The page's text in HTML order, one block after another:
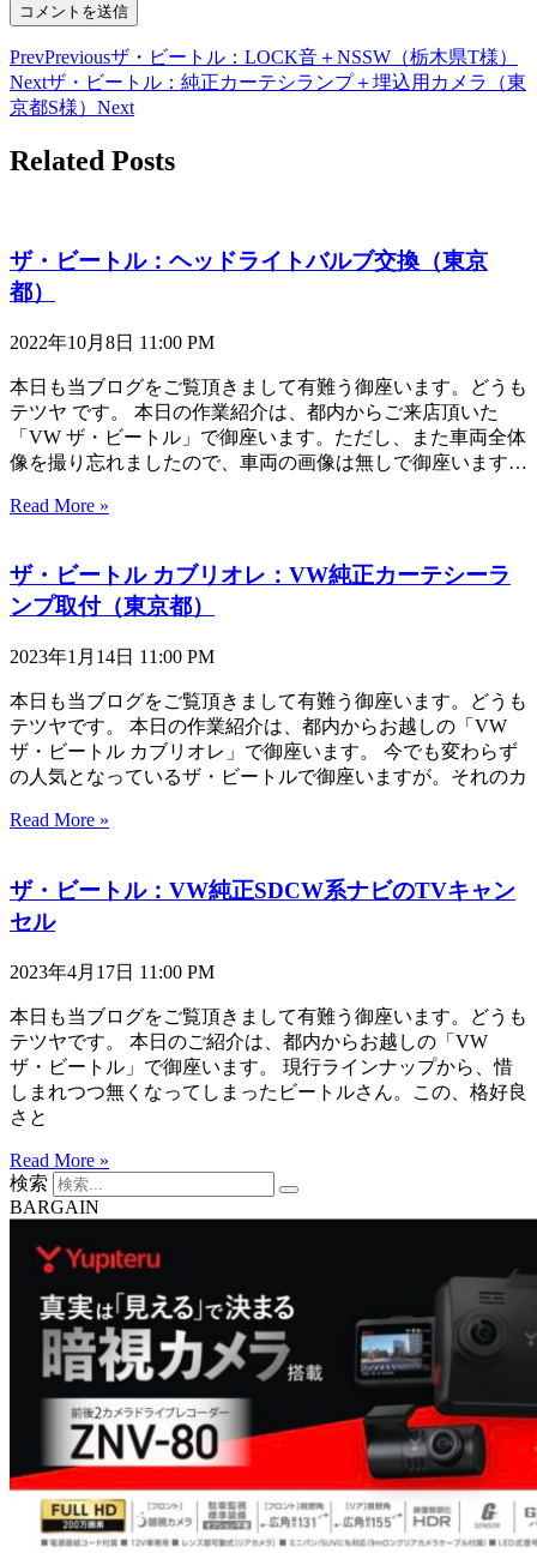
PrevPreviousザ・ビートル：LOCK音＋NSSW（栃木県T様）
Nextザ・ビートル：純正カーテシランプ＋埋込用カメラ（東
京都S様） Next
Related Posts
ザ・ビートル：ヘッドライトバルブ交換（東京
都）
2022年10月8日 11:00 PM
本日も当ブログをご覧頂きまして有難う御座います。どうも
テツヤ です。 本日の作業紹介は、都内からご来店頂いた
「VW ザ・ビートル」で御座います。ただし、また車両全体
像を撮り忘れましたので、車両の画像は無しで御座います…
Read More »
ザ・ビートル カブリオレ：VW純正カーテシーラ
ンプ取付（東京都）
2023年1月14日 11:00 PM
本日も当ブログをご覧頂きまして有難う御座います。どうも
テツヤです。 本日の作業紹介は、都内からお越しの「VW
ザ・ビートル カブリオレ」で御座います。 今でも変わらず
の人気となっているザ・ビートルで御座いますが。それのカ
Read More »
ザ・ビートル：VW純正SDCW系ナビのTVキャン
セル
2023年4月17日 11:00 PM
本日も当ブログをご覧頂きまして有難う御座います。どうも
テツヤです。 本日のご紹介は、都内からお越しの「VW
ザ・ビートル」で御座います。 現行ラインナップから、惜
しまれつつ無くなってしまったビートルさん。この、格好良
さと
Read More »
検索
BARGAIN